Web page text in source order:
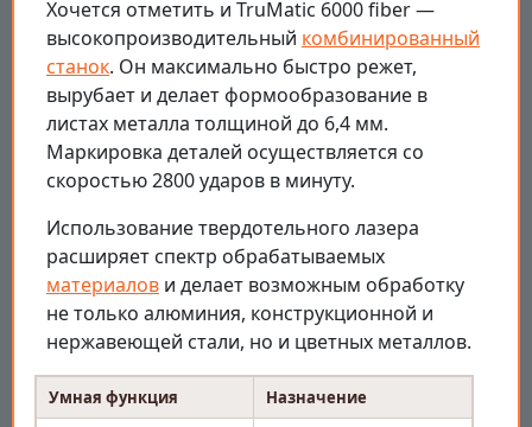
Хочется отметить и TruMatic 6000 fiber —
высокопроизводительный комбинированный
станок. Он максимально быстро режет,
вырубает и делает формообразование в
листах металла толщиной до 6,4 мм.
Маркировка деталей осуществляется со
скоростью 2800 ударов в минуту.
Использование твердотельного лазера
расширяет спектр обрабатываемых
материалов и делает возможным обработку
не только алюминия, конструкционной и
нержавеющей стали, но и цветных металлов.
Умная функция Назначение